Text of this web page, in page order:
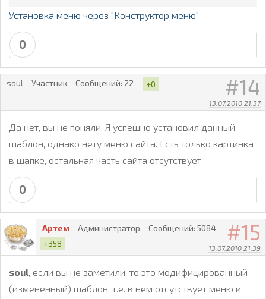
Установка меню через "Конструктор меню"
0
14
13.07.2010 21:37
soul Участник Сообщений: 22 +0
Да нет, вы не поняли. Я успешно установил данный
шаблон, однако нету меню сайта. Есть только картинка
в шапке, остальная часть сайта отсутствует.
0
15
13.07.2010 21:39
Артем Администратор Сообщений: 5084
+358
soul, если вы не заметили, то это модифицированный
(измененный) шаблон, т.е. в нем отсутствует меню и